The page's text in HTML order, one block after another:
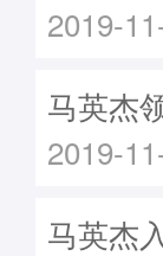
2019-
马英杰
2019-
马英杰